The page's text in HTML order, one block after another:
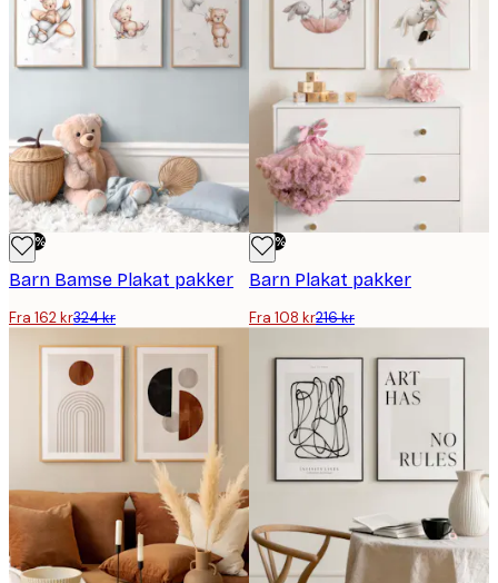
-50%
Barn Bamse Plakat pakker
Fra 162 kr324 kr
-50%
Barn Plakat pakker
Fra 108 kr216 kr